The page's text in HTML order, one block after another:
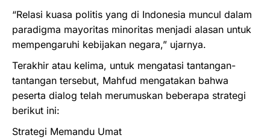
“Relasi kuasa politis yang di Indonesia muncul dalam
paradigma mayoritas minoritas menjadi alasan untuk
mempengaruhi kebijakan negara,” ujarnya.
Terakhir atau kelima, untuk mengatasi tantangan-
tantangan tersebut, Mahfud mengatakan bahwa
peserta dialog telah merumuskan beberapa strategi
berikut ini:
Strategi Memandu Umat